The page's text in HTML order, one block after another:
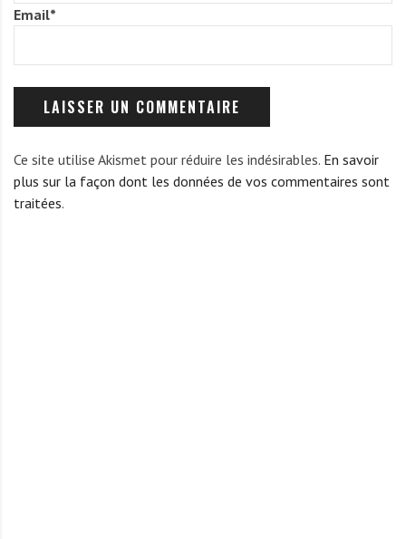
Email*
Ce site utilise Akismet pour réduire les indésirables. En savoir
plus sur la façon dont les données de vos commentaires sont
traitées.